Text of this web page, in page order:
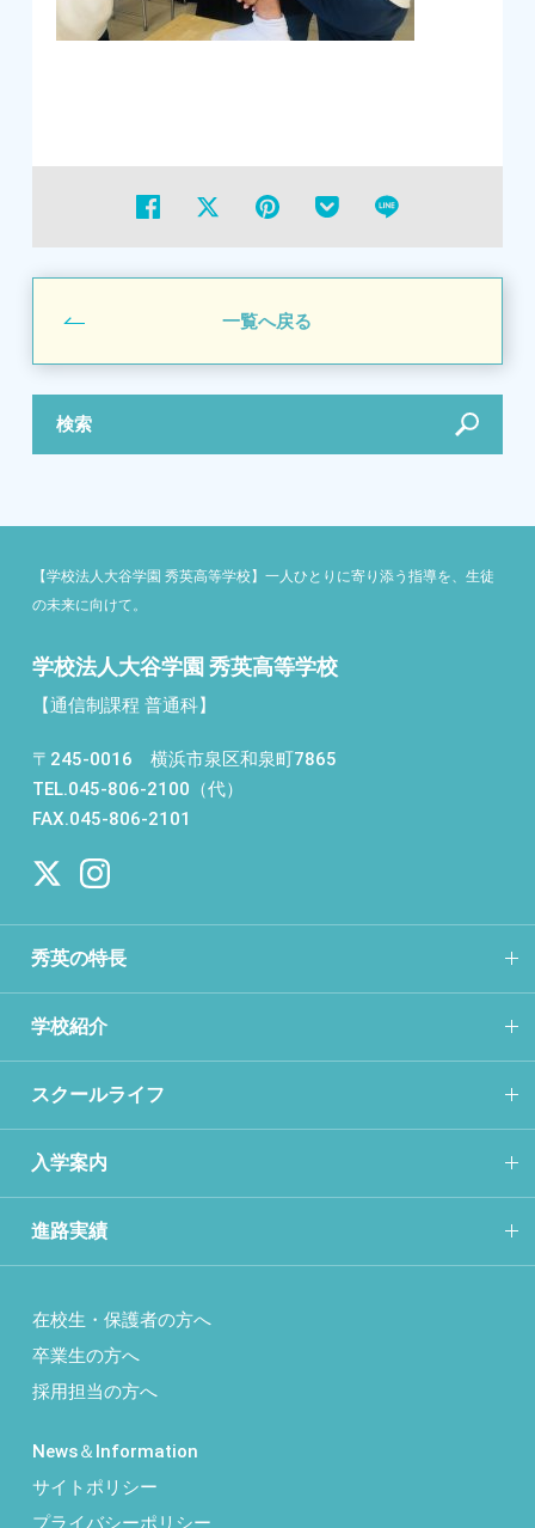
一覧へ戻る
検索
【学校法人大谷学園 秀英高等学校】一人ひとりに寄り添う指導を、生徒
の未来に向けて。
学校法人大谷学園 秀英高等学校
【通信制課程 普通科】
〒245-0016 横浜市泉区和泉町7865
TEL.045-806-2100（代）
FAX.045-806-2101
秀英の特長
学校紹介
スクールライフ
入学案内
進路実績
在校生・保護者の方へ
卒業生の方へ
採用担当の方へ
News＆Information
サイトポリシー
プライバシーポリシー